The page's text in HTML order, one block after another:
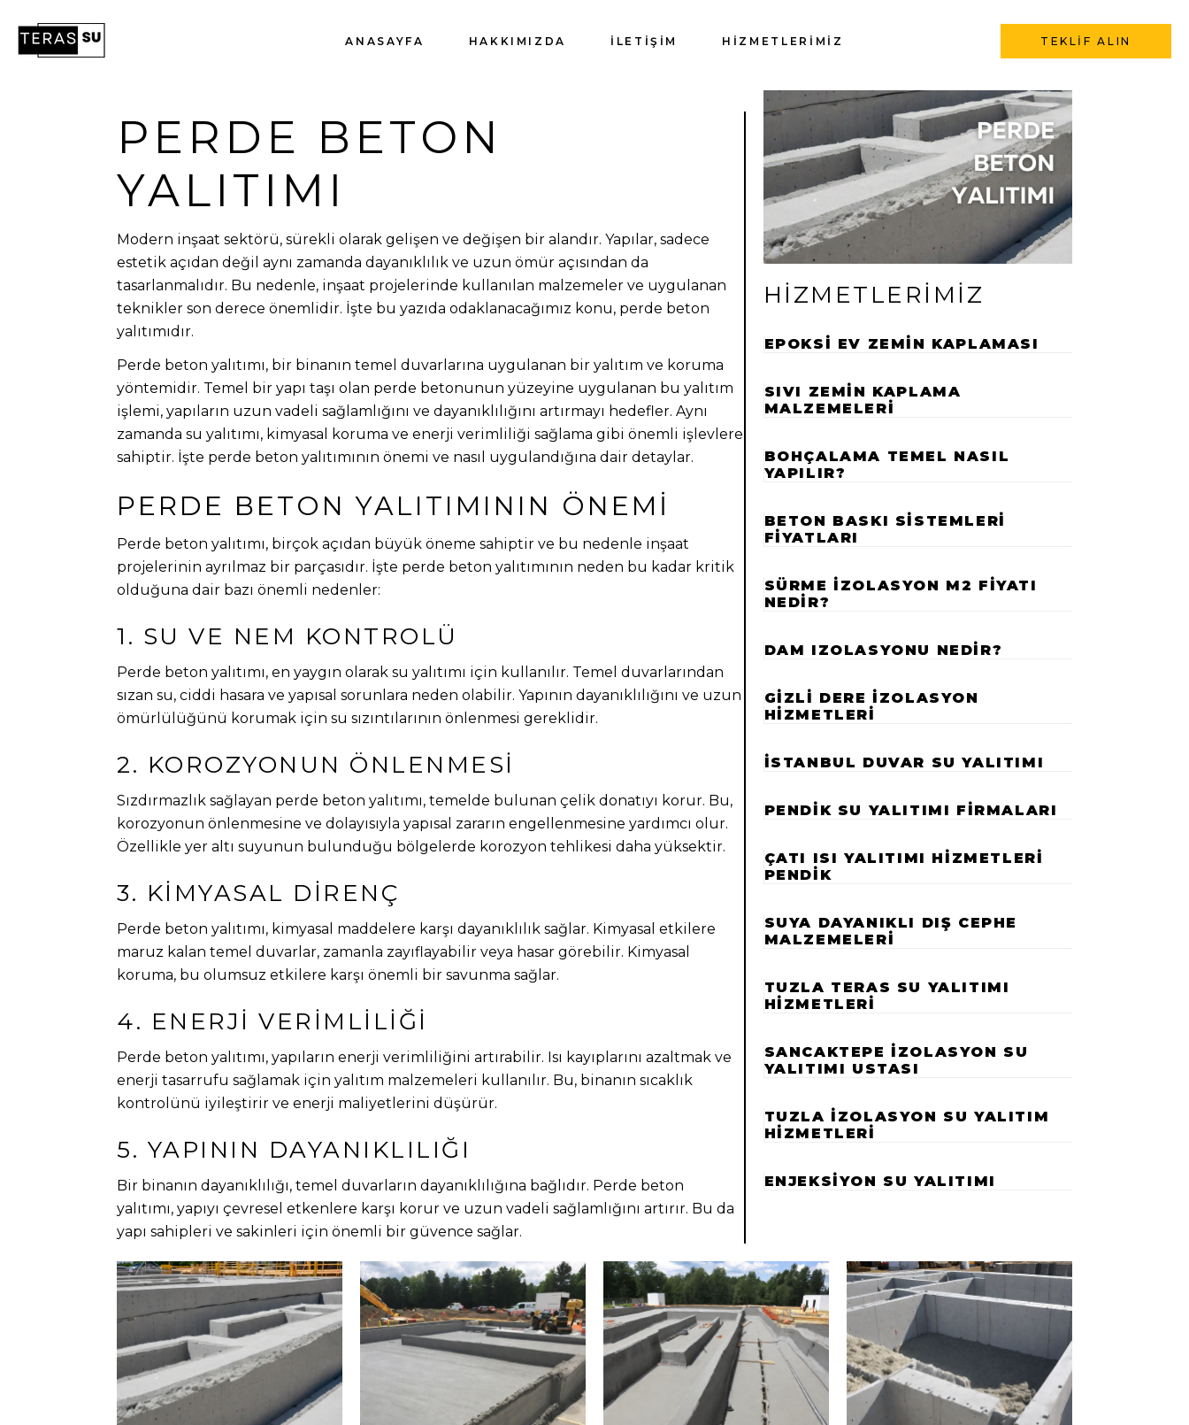
ANASAYFA HAKKIMIZDA İLETIŞIM HIZMETLERIMIZ TEKLIF ALIN
PERDE BETON
YALITIMI
Modern inşaat sektörü, sürekli olarak gelişen ve değişen bir alandır. Yapılar, sadece
estetik açıdan değil aynı zamanda dayanıklılık ve uzun ömür açısından da
tasarlanmalıdır. Bu nedenle, inşaat projelerinde kullanılan malzemeler ve uygulanan
teknikler son derece önemlidir. İşte bu yazıda odaklanacağımız konu, perde beton
yalıtımıdır.
Perde beton yalıtımı, bir binanın temel duvarlarına uygulanan bir yalıtım ve koruma
yöntemidir. Temel bir yapı taşı olan perde betonunun yüzeyine uygulanan bu yalıtım
işlemi, yapıların uzun vadeli sağlamlığını ve dayanıklılığını artırmayı hedefler. Aynı
zamanda su yalıtımı, kimyasal koruma ve enerji verimliliği sağlama gibi önemli işlevlere
sahiptir. İşte perde beton yalıtımının önemi ve nasıl uygulandığına dair detaylar.
PERDE BETON YALITIMININ ÖNEMI
Perde beton yalıtımı, birçok açıdan büyük öneme sahiptir ve bu nedenle inşaat
projelerinin ayrılmaz bir parçasıdır. İşte perde beton yalıtımının neden bu kadar kritik
olduğuna dair bazı önemli nedenler:
1. SU VE NEM KONTROLÜ
Perde beton yalıtımı, en yaygın olarak su yalıtımı için kullanılır. Temel duvarlarından
sızan su, ciddi hasara ve yapısal sorunlara neden olabilir. Yapının dayanıklılığını ve uzun
ömürlülüğünü korumak için su sızıntılarının önlenmesi gereklidir.
2. KOROZYONUN ÖNLENMESI
Sızdırmazlık sağlayan perde beton yalıtımı, temelde bulunan çelik donatıyı korur. Bu,
korozyonun önlenmesine ve dolayısıyla yapısal zararın engellenmesine yardımcı olur.
Özellikle yer altı suyunun bulunduğu bölgelerde korozyon tehlikesi daha yüksektir.
3. KIMYASAL DIRENÇ
Perde beton yalıtımı, kimyasal maddelere karşı dayanıklılık sağlar. Kimyasal etkilere
maruz kalan temel duvarlar, zamanla zayıflayabilir veya hasar görebilir. Kimyasal
koruma, bu olumsuz etkilere karşı önemli bir savunma sağlar.
4. ENERJI VERIMLILIĞI
Perde beton yalıtımı, yapıların enerji verimliliğini artırabilir. Isı kayıplarını azaltmak ve
enerji tasarrufu sağlamak için yalıtım malzemeleri kullanılır. Bu, binanın sıcaklık
kontrolünü iyileştirir ve enerji maliyetlerini düşürür.
5. YAPININ DAYANIKLILIĞI
Bir binanın dayanıklılığı, temel duvarların dayanıklılığına bağlıdır. Perde beton
yalıtımı, yapıyı çevresel etkenlere karşı korur ve uzun vadeli sağlamlığını artırır. Bu da
yapı sahipleri ve sakinleri için önemli bir güvence sağlar.
HIZMETLERIMIZ
EPOKSI EV ZEMIN KAPLAMASI
SIVI ZEMIN KAPLAMA
MALZEMELERI
BOHÇALAMA TEMEL NASIL
YAPILIR?
BETON BASKI SISTEMLERI
FIYATLARI
SÜRME İZOLASYON M2 FIYATI
NEDIR?
DAM IZOLASYONU NEDIR?
GIZLI DERE İZOLASYON
HIZMETLERI
İSTANBUL DUVAR SU YALITIMI
PENDIK SU YALITIMI FIRMALARI
ÇATI ISI YALITIMI HIZMETLERI
PENDIK
SUYA DAYANIKLI DIŞ CEPHE
MALZEMELERI
TUZLA TERAS SU YALITIMI
HIZMETLERI
SANCAKTEPE İZOLASYON SU
YALITIMI USTASI
TUZLA İZOLASYON SU YALITIM
HIZMETLERI
ENJEKSIYON SU YALITIMI